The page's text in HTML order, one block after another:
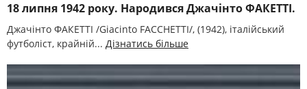
18 липня 1942 року. Народився Джачінто ФАКЕТТІ.
Джачінто ФАКЕТТІ /Gіacіnto FACCHETTІ/, (1942), італійський
футболіст, крайній... Дізнатись більше